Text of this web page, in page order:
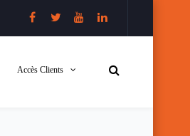
Accès Clients